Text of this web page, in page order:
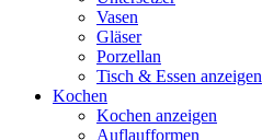
Vasen
Gläser
Porzellan
Tisch & Essen anzeigen
Kochen
Kochen anzeigen
Auflaufformen